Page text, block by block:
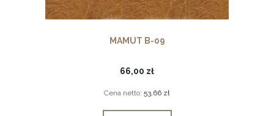
MAMUT B-09
66,00 zł
Cena netto: 53,66 zł